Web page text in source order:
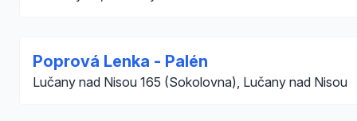
Poprová Lenka - Palén
Lučany nad Nisou 165 (Sokolovna), Lučany nad Nisou